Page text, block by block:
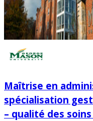
Maîtrise en
spécialisation
– qualité des